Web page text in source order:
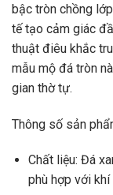
bậc tròn chồng
tế tạo cảm giác
thuật điêu khắc
mẫu mộ đá tròn
gian thờ tự.
Thông số sản
Chất liệu: Đá
phù hợp với